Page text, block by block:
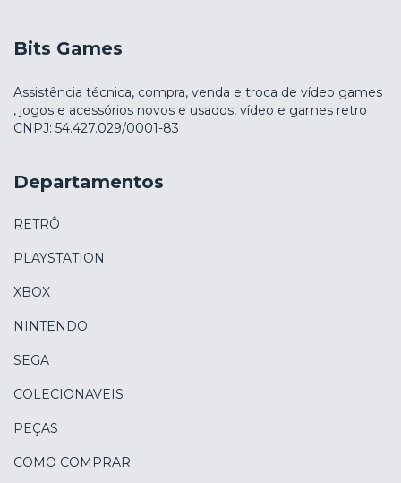
Bits Games
Assistência técnica, compra, venda e troca de vídeo games
, jogos e acessórios novos e usados, vídeo e games retro
CNPJ: 54.427.029/0001-83
Departamentos
RETRÔ
PLAYSTATION
XBOX
NINTENDO
SEGA
COLECIONAVEIS
PEÇAS
COMO COMPRAR